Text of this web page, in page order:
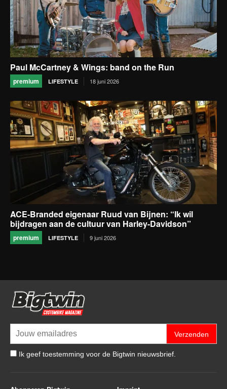
Paul McCartney & Wings: band on the Run
premium LIFESTYLE 18 juni 2026
ACE-Branded eigenaar Ruud van Bijnen: “Ik wil
bijdragen aan de cultuur van Harley-Davidson”
premium LIFESTYLE 9 juni 2026
Verzenden
Ik geef toestemming voor de Bigtwin nieuwsbrief.